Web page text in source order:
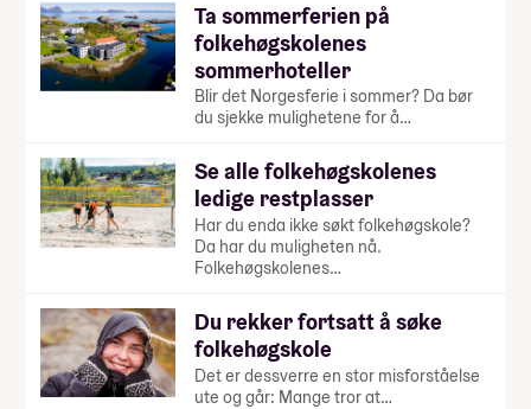
Ta sommerferien på
folkehøgskolenes
sommerhoteller
Blir det Norgesferie i sommer? Da bør
du sjekke mulighetene for å…
Se alle folkehøgskolenes
ledige restplasser
Har du enda ikke søkt folkehøgskole?
Da har du muligheten nå.
Folkehøgskolenes…
Du rekker fortsatt å søke
folkehøgskole
Det er dessverre en stor misforståelse
ute og går: Mange tror at…